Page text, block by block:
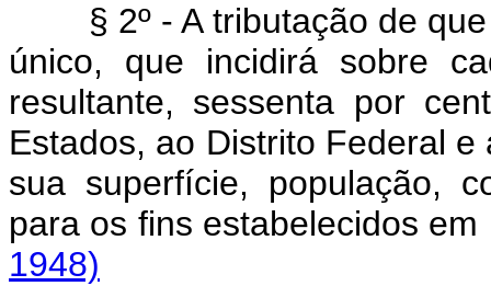
§ 2º - A tributação de
único, que incidirá sobre
resultante, sessenta por
Estados, ao Distrito Federal
sua superfície, população,
para os fins
1948)